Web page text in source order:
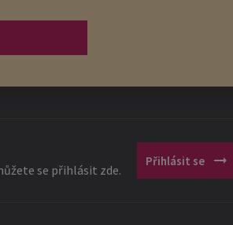
se přihlásit zde.
Přihlásit se arrow_right_alt